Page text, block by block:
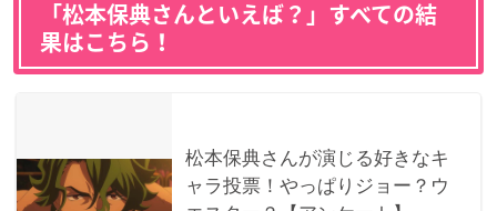
「松本保典さんといえば？」すべての結
果はこちら！